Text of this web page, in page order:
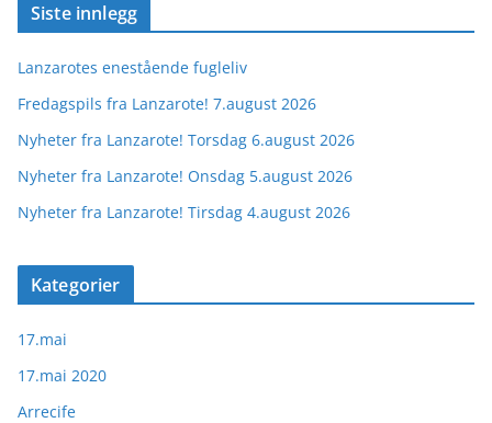
Siste innlegg
Lanzarotes enestående fugleliv
Fredagspils fra Lanzarote! 7.august 2026
Nyheter fra Lanzarote! Torsdag 6.august 2026
Nyheter fra Lanzarote! Onsdag 5.august 2026
Nyheter fra Lanzarote! Tirsdag 4.august 2026
Kategorier
17.mai
17.mai 2020
Arrecife